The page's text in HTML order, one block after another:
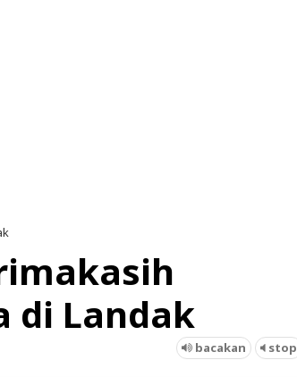
di Landak
bacakan stop